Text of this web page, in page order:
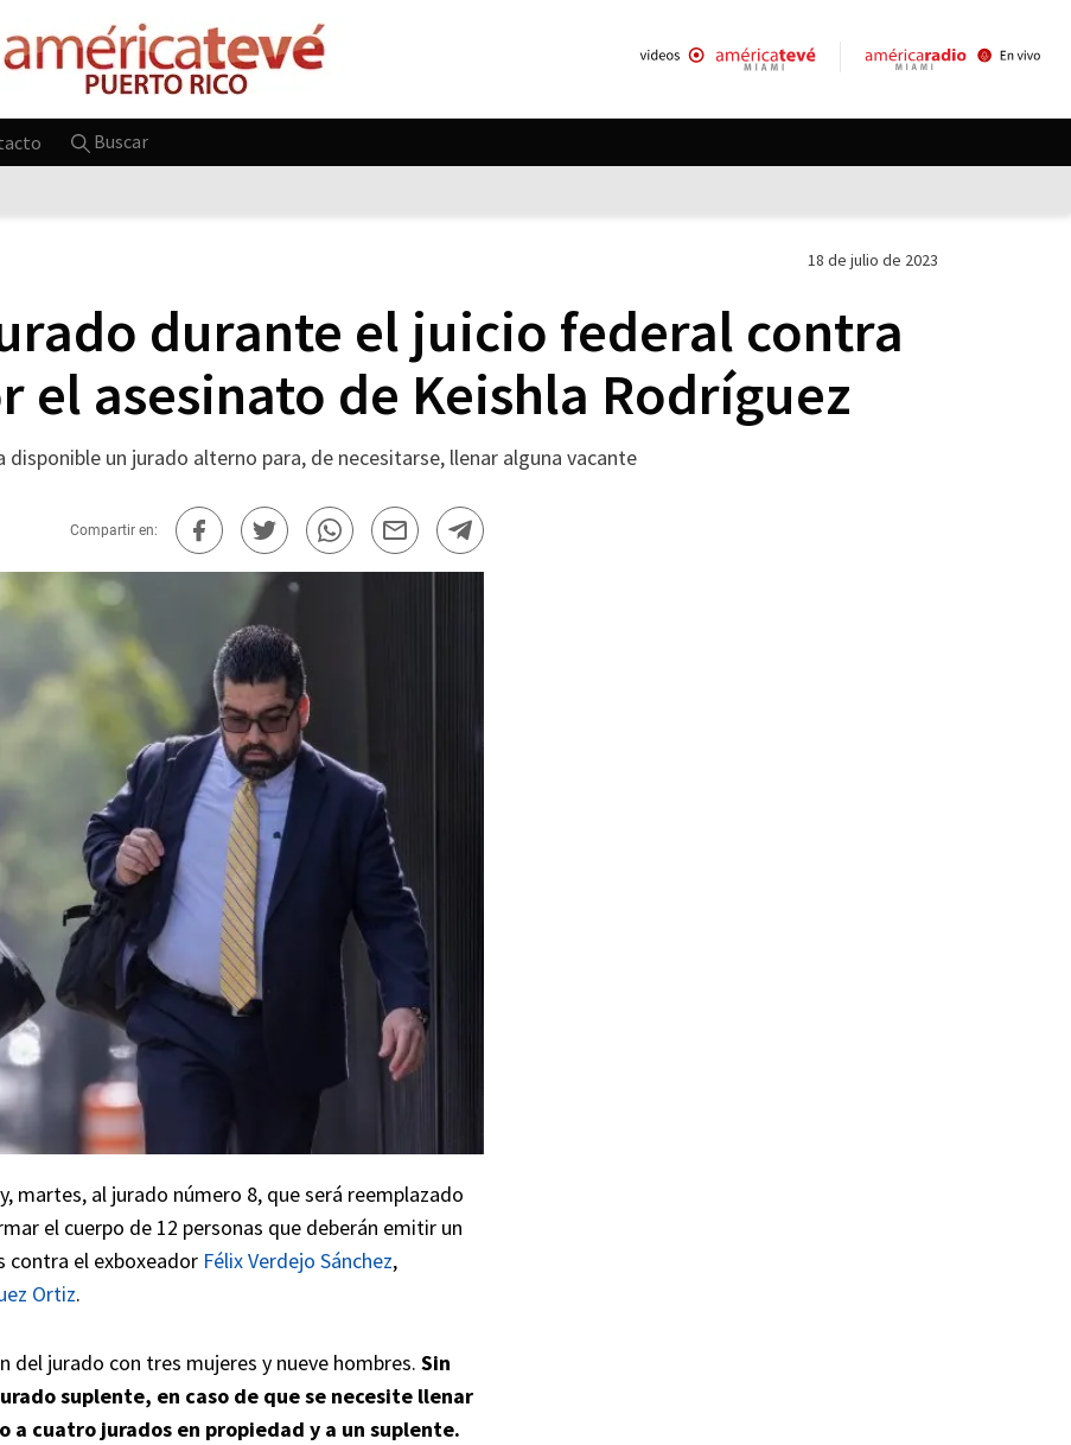
Buscar
18 de julio de 2023
durante el juicio federal contra
el asesinato de Keishla Rodríguez
un jurado alterno para, de necesitarse, llenar alguna vacante
Compartir en:
martes, al jurado número 8, que será reemplazado
el cuerpo de 12 personas que deberán emitir un
contra el exboxeador Félix Verdejo Sánchez,
Ortiz.
jurado con tres mujeres y nueve hombres. Sin
suplente, en caso de que se necesite llenar
a cuatro jurados en propiedad y a un suplente.